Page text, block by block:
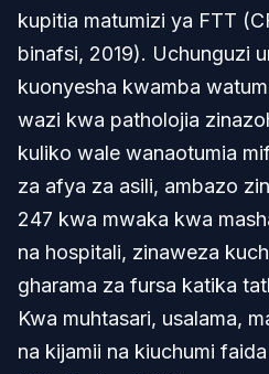
kupitia matumizi ya FTT
binafsi, 2019). Uchunguzi
kuonyesha kwamba
wazi kwa patholojia
kuliko wale wanaotumia
za afya za asili, ambazo
247 kwa mwaka kwa
na hospitali, zinaweza
gharama za fursa katika
Kwa muhtasari, usalama,
na kijamii na kiuchumi